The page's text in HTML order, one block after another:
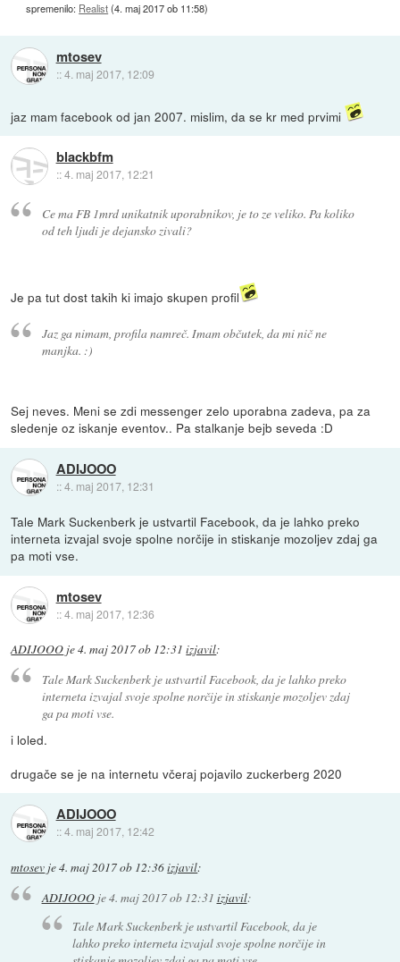
spremenilo: Realist(4. maj 2017 ob 11:58)
mtosev
::4. maj 2017, 12:09
jaz mam facebook od jan 2007. mislim, da se kr med prvimi
blackbfm
::4. maj 2017, 12:21
Ce ma FB 1mrd unikatnik uporabnikov, je to ze veliko. Pa koliko
od teh ljudi je dejansko zivali?
Je pa tut dost takih ki imajo skupen profil
Jaz ga nimam, profila namreč. Imam občutek, da mi nič ne
manjka. :)
Sej neves. Meni se zdi messenger zelo uporabna zadeva, pa za
sledenje oz iskanje eventov.. Pa stalkanje bejb seveda :D
ADIJOOO
::4. maj 2017, 12:31
Tale Mark Suckenberk je ustvartil Facebook, da je lahko preko
interneta izvajal svoje spolne norčije in stiskanje mozoljev zdaj ga
pa moti vse.
mtosev
::4. maj 2017, 12:36
ADIJOOO je4. maj 2017 ob 12:31 izjavil:
Tale Mark Suckenberk je ustvartil Facebook, da je lahko preko
interneta izvajal svoje spolne norčije in stiskanje mozoljev zdaj
ga pa moti vse.
i loled.
drugače se je na internetu včeraj pojavilo zuckerberg 2020
ADIJOOO
::4. maj 2017, 12:42
mtosev je4. maj 2017 ob 12:36izjavil:
ADIJOOOje4. maj 2017 ob 12:31 izjavil:
Tale Mark Suckenberk je ustvartil Facebook, da je
lahko preko interneta izvajal svoje spolne norčije in